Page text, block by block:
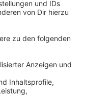
der G7-
geht.